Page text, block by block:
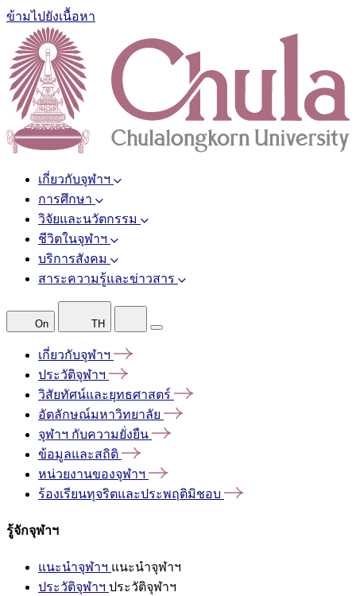
ข้ามไปยังเนื้อหา
เกี่ยวกับจุฬาฯ
การศึกษา
วิจัยและนวัตกรรม
ชีวิตในจุฬาฯ
บริการสังคม
สาระความรู้และข่าวสาร
On TH
เกี่ยวกับจุฬาฯ
ประวัติจุฬาฯ
วิสัยทัศน์และยุทธศาสตร์
อัตลักษณ์มหาวิทยาลัย
จุฬาฯ กับความยั่งยืน
ข้อมูลและสถิติ
หน่วยงานของจุฬาฯ
ร้องเรียนทุจริตและประพฤติมิชอบ
รู้จักจุฬาฯ
แนะนำจุฬาฯ แนะนำจุฬาฯ
ประวัติจุฬาฯ ประวัติจุฬาฯ